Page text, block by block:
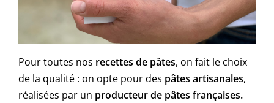
Pour toutes nos recettes de pâtes, on fait le choix
de la qualité : on opte pour des pâtes artisanales,
réalisées par un producteur de pâtes françaises.